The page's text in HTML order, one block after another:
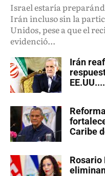
Israel estaría
Irán incluso sin la
Unidos, pese a que el
evidenció...
Irán
EE.UU....
Caribe
Rosario